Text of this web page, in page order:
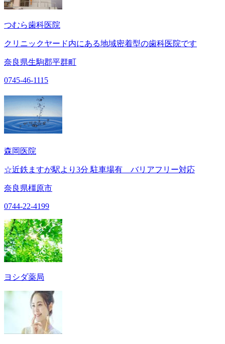
つむら歯科医院
クリニックヤード内にある地域密着型の歯科医院です
奈良県生駒郡平群町
0745-46-1115
森岡医院
☆近鉄ますが駅より3分 駐車場有 バリアフリー対応
奈良県橿原市
0744-22-4199
ヨシダ薬局